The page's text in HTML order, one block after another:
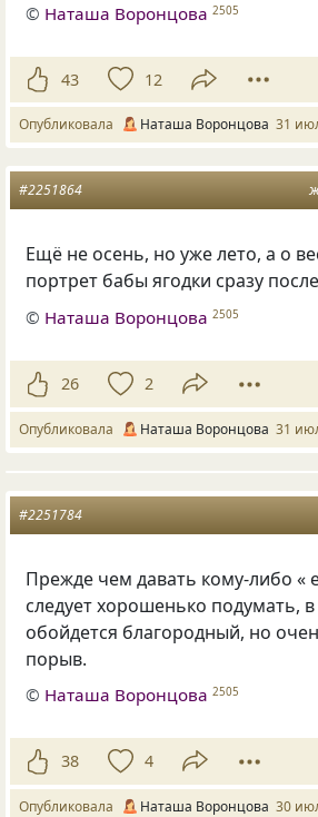
© Наташа Воронцова 2505
43 12
Опубликовала Наташа Воронцова 31
#2251864
Ещё не осень, но уже лето, а о
портрет бабы ягодки сразу
© Наташа Воронцова 2505
26 2
Опубликовала Наташа Воронцова 31
#2251784
Прежде чем давать кому-либо «
следует хорошенько подумать,
обойдется благородный, но
порыв.
© Наташа Воронцова 2505
38 4
Опубликовала Наташа Воронцова 30